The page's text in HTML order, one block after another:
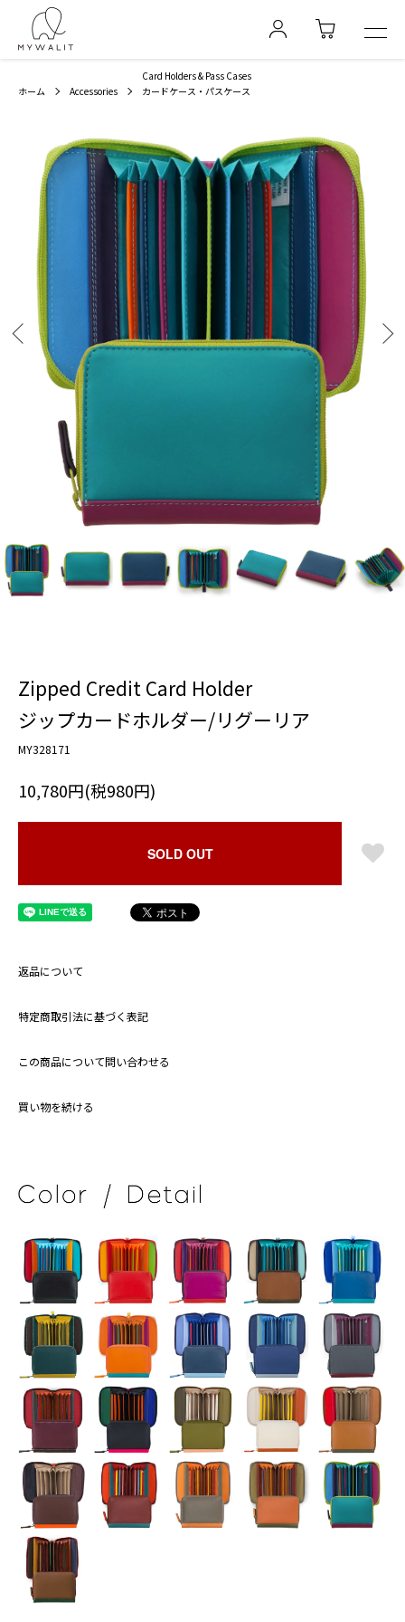
ホーム Accessories
Card Holders & Pass Cases
カードケース・パスケース
Zipped Credit Card Holder
ジップカードホルダー/リグーリア
MY328171
10,780円(税980円)
SOLD OUT
返品について
特定商取引法に基づく表記
この商品について問い合わせる
買い物を続ける